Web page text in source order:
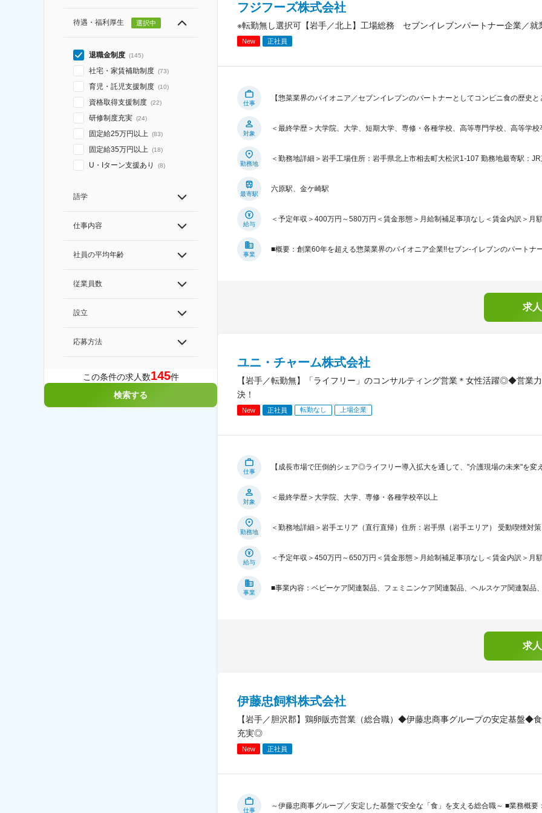
待遇・福利厚生 選択中
退職金制度 (145)
社宅・家賃補助制度 (73)
育児・託児支援制度 (10)
資格取得支援制度 (22)
研修制度充実 (24)
固定給25万円以上 (83)
固定給35万円以上 (18)
U・Iターン支援あり (8)
語学
仕事内容
社員の平均年齢
従業員数
設立
応募方法
この条件の求人数145件
検索する
フジフーズ株式会社
※転勤無し選択可【岩手／北上】工場総務 セブンイレブンパートナー企業／
New 正社員
仕事
【惣菜業界のパイオニア／セブンイレブンのパートナーとしてコンビニ食の歴史
対象
＜最終学歴＞大学院、大学、短期大学、専修・各種学校、高等専門学校、高等学校
勤務地
＜勤務地詳細＞岩手工場住所：岩手県北上市相去町大松沢1-107 勤務地最寄駅：
最寄駅
六原駅、金ケ崎駅
給与
＜予定年収＞400万円～580万円＜賃金形態＞月給制補足事項なし＜賃金内訳＞月
事業
■概要：創業60年を超える惣菜業界のパイオニア企業!!セブン-イレブンのパートナ
求
ユニ・チャーム株式会社
【岩手／転勤無】「ライフリー」のコンサルティング営業＊女性活躍◎◆営業
決！
New 正社員 転勤なし 上場企業
仕事
【成長市場で圧倒的シェア◎ライフリー導入拡大を通して、"介護現場の未来"を
対象
＜最終学歴＞大学院、大学、専修・各種学校卒以上
勤務地
＜勤務地詳細＞岩手エリア（直行直帰）住所：岩手県（岩手エリア） 受動喫煙対
給与
＜予定年収＞450万円～650万円＜賃金形態＞月給制補足事項なし＜賃金内訳＞月
事業
■事業内容：ベビーケア関連製品、フェミニンケア関連製品、ヘルスケア関連製品
求
伊藤忠飼料株式会社
【岩手／胆沢郡】鶏卵販売営業（総合職）◆伊藤忠商事グループの安定基盤◆
充実◎
New 正社員
仕事
～伊藤忠商事グループ／安定した基盤で安全な「食」を支える総合職～ ■業務概